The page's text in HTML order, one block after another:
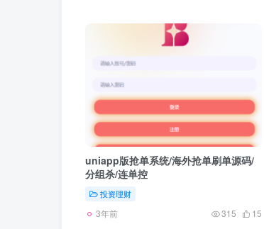
uniapp版抢单系统/海外抢单刷单源码/
分组杀/连单控
投资理财
3年前 315 15